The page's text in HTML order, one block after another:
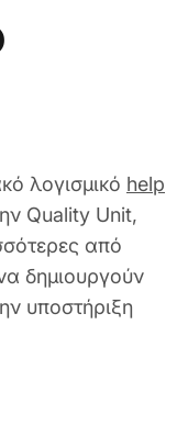
λογισμικό help
Quality Unit,
από
δημιουργούν
υποστήριξη